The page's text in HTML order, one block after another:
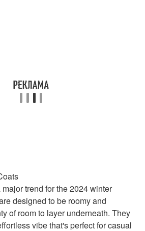
trend for the 2024 winter
designed to be roomy and
of room to layer underneath. They
vibe that's perfect for casual